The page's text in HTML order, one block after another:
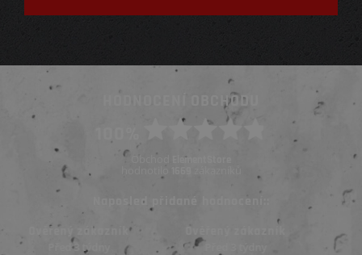
HODNOCENÍ OBCHODU
Obchod ElementStore
hodnotilo
Naposled přidané hodnocení::
Ověřený zákazník
Před 3 týdny